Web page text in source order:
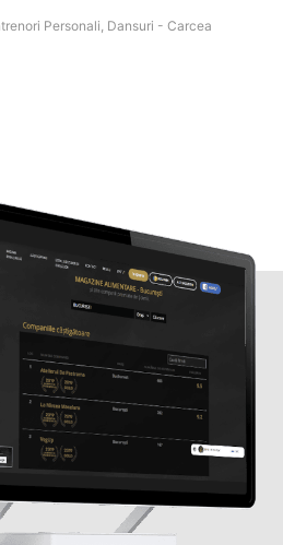
Personali, Dansuri - Carcea